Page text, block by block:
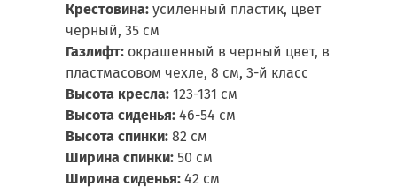
Крестовина: усиленный пластик, цвет
черный, 35 см
Газлифт: окрашенный в черный цвет, в
пластмасовом чехле, 8 см, 3-й класс
Высота кресла: 123-131 см
Высота сиденья: 46-54 см
Высота спинки: 82 см
Ширина спинки: 50 см
Ширина сиденья: 42 см